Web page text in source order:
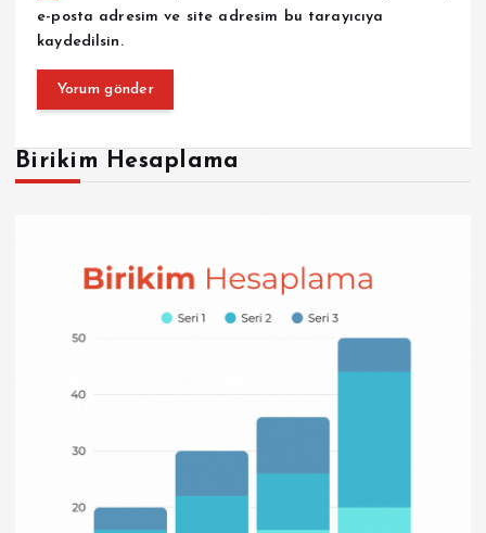
e-posta adresim ve site adresim bu tarayıcıya
kaydedilsin.
Birikim Hesaplama